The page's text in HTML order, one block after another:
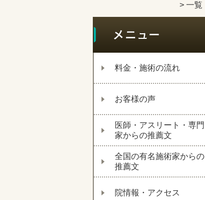
一覧
料金・施術の流れ
お客様の声
医師・アスリート・専門
家からの推薦文
全国の有名施術家からの
推薦文
院情報・アクセス